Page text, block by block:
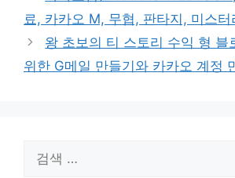
고
리
료, 카카오 M, 무협, 판타지, 미스터
왕 초보의 티 스토리 수익 형 블
위한 G메일 만들기와 카카오 계정
색: